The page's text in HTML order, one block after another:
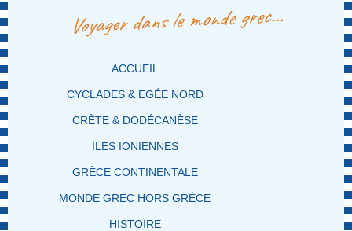
Voyager dans le monde grec…
MENU PRINCIPAL
MASQUER LA NAVIGATION PRINCIPALE
MASQUER LA NAVIGATION SECONDAIRE
ACCUEIL
CYCLADES & EGÉE NORD
CRÈTE & DODÉCANÈSE
ILES IONIENNES
GRÈCE CONTINENTALE
MONDE GREC HORS GRÈCE
HISTOIRE